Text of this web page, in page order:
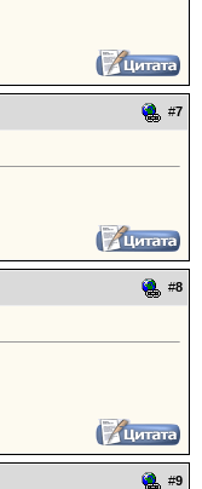
#7
#8
#9